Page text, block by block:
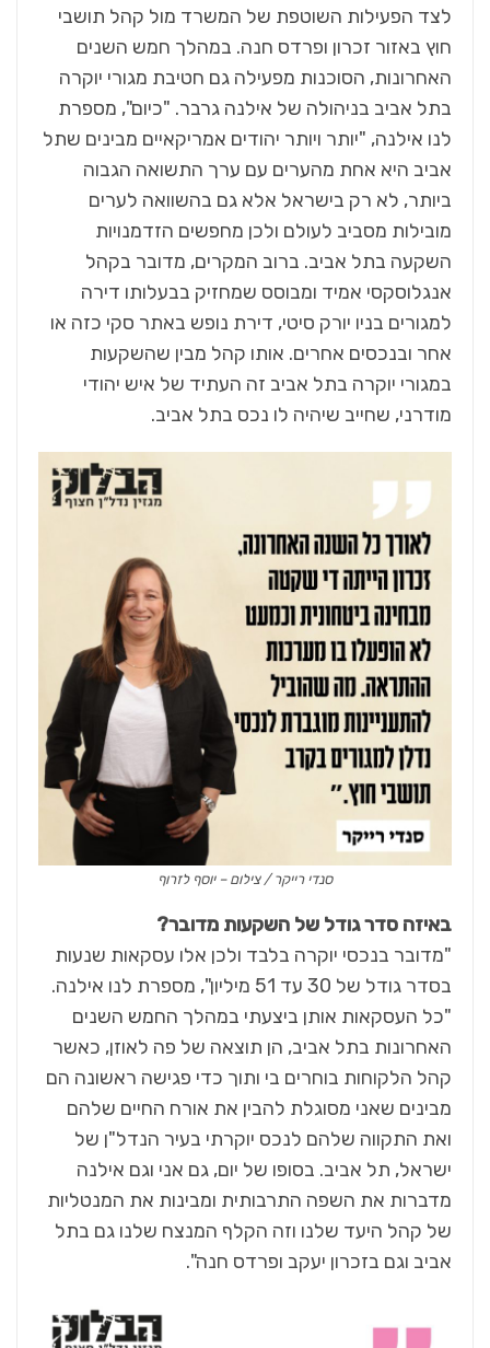
לצד הפעילות השוטפת של המשרד מול קהל תושבי
חוץ באזור זכרון ופרדס חנה. במהלך חמש השנים
האחרונות, הסוכנות מפעילה גם חטיבת מגורי יוקרה
בתל אביב בניהולה של אילנה גרבר. "כיום", מספרת
לנו אילנה, "יותר ויותר יהודים אמריקאיים מבינים שתל
אביב היא אחת מהערים עם ערך התשואה הגבוה
ביותר, לא רק בישראל אלא גם בהשוואה לערים
מובילות מסביב לעולם ולכן מחפשים הזדמנויות
השקעה בתל אביב. ברוב המקרים, מדובר בקהל
אנגלוסקסי אמיד ומבוסס שמחזיק בבעלותו דירה
למגורים בניו יורק סיטי, דירת נופש באתר סקי כזה או
אחר ובנכסים אחרים. אותו קהל מבין שהשקעות
במגורי יוקרה בתל אביב זה העתיד של איש יהודי
מודרני, שחייב שיהיה לו נכס בתל אביב.
סנדי רייקר / צילום – יוסף לזרוף
באיזה סדר גודל של השקעות מדובר?
"מדובר בנכסי יוקרה בלבד ולכן אלו עסקאות שנעות
בסדר גודל של 30 עד 51 מיליון", מספרת לנו אילנה.
"כל העסקאות אותן ביצעתי במהלך החמש השנים
האחרונות בתל אביב, הן תוצאה של פה לאוזן, כאשר
קהל הלקוחות בוחרים בי ותוך כדי פגישה ראשונה הם
מבינים שאני מסוגלת להבין את אורח החיים שלהם
ואת התקווה שלהם לנכס יוקרתי בעיר הנדל"ן של
ישראל, תל אביב. בסופו של יום, גם אני וגם אילנה
מדברות את השפה התרבותית ומבינות את המנטליות
של קהל היעד שלנו וזה הקלף המנצח שלנו גם בתל
אביב וגם בזכרון יעקב ופרדס חנה".